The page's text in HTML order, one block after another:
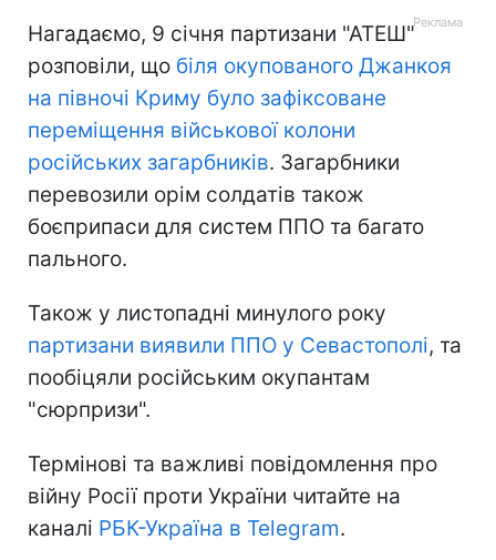
Нагадаємо, 9 січня партизани "АТЕШ"
розповіли, що біля окупованого Джанкоя
на півночі Криму було зафіксоване
переміщення військової колони
російських загарбників. Загарбники
перевозили орім солдатів також
боєприпаси для систем ППО та багато
пального.
Також у листопадні минулого року
партизани виявили ППО у Севастополі, та
пообіцяли російським окупантам
"сюрпризи".
Термінові та важливі повідомлення про
війну Росії проти України читайте на
каналі РБК-Україна в Telegram.